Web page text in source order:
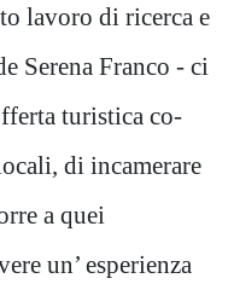
lavoro di ricerca e
Serena Franco - ci
turistica co-
di incamerare
a quei
un’ esperienza